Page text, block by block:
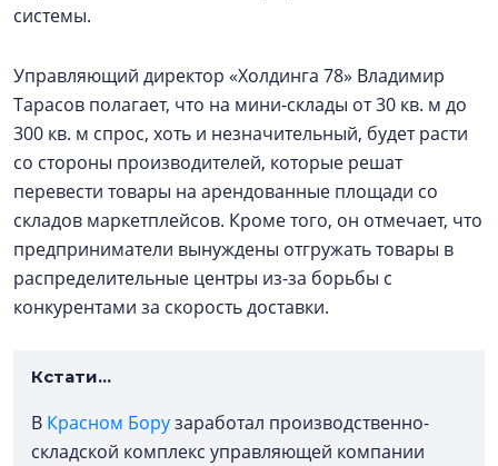
системы.
Управляющий директор «Холдинга 78» Владимир
Тарасов полагает, что на мини-склады от 30 кв. м до
300 кв. м спрос, хоть и незначительный, будет расти
со стороны производителей, которые решат
перевести товары на арендованные площади со
складов маркетплейсов. Кроме того, он отмечает, что
предприниматели вынуждены отгружать товары в
распределительные центры из-за борьбы с
конкурентами за скорость доставки.
Кстати…
В Красном Борузаработал производственно-
складской комплекс управляющей компании